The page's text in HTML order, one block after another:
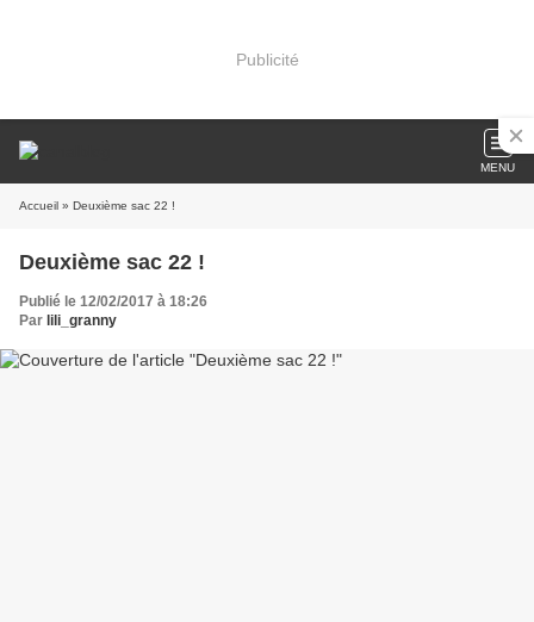
Publicité
MENU
Accueil » Deuxième sac 22 !
Deuxième sac 22 !
Publié le 12/02/2017 à 18:26
Par lili_granny